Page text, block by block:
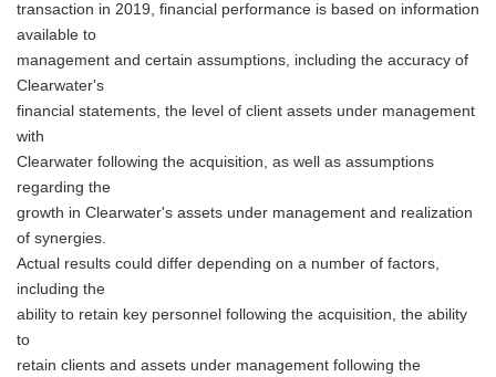
transaction in 2019, financial performance is based on information
available to
management and certain assumptions, including the accuracy of
Clearwater's
financial statements, the level of client assets under management
with
Clearwater following the acquisition, as well as assumptions
regarding the
growth in Clearwater's assets under management and realization
of synergies.
Actual results could differ depending on a number of factors,
including the
ability to retain key personnel following the acquisition, the ability
to
retain clients and assets under management following the